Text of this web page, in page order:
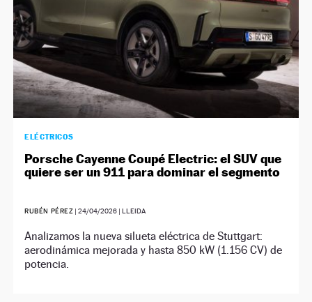
ELÉCTRICOS
Porsche Cayenne Coupé Electric: el SUV que
quiere ser un 911 para dominar el segmento
RUBÉN PÉREZ |24/04/2026 | LLEIDA
Analizamos la nueva silueta eléctrica de Stuttgart:
aerodinámica mejorada y hasta 850 kW (1.156 CV) de
potencia.